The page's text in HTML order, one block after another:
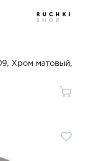
Хром матовый,